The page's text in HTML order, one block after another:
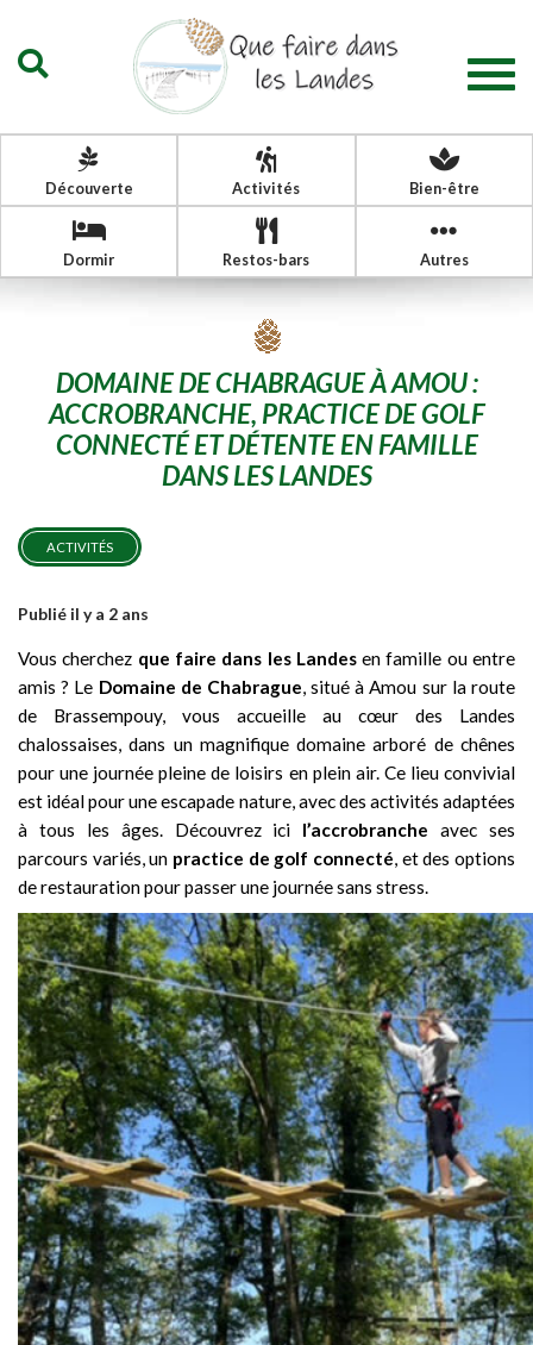
Découverte Activités Bien-être
Dormir Restos-bars Autres
DOMAINE DE CHABRAGUE À AMOU :
ACCROBRANCHE, PRACTICE DE GOLF
CONNECTÉ ET DÉTENTE EN FAMILLE
DANS LES LANDES
ACTIVITÉS
Publié il y a 2 ans
Vous cherchez que faire dans les Landesen famille ou entre
amis ? Le Domaine de Chabrague, situé à Amou sur la route
de Brassempouy, vous accueille au cœur des Landes
chalossaises, dans un magnifique domaine arboré de chênes
pour une journée pleine de loisirs en plein air. Ce lieu convivial
est idéal pour une escapade nature, avec des activités adaptées
à tous les âges. Découvrez ici l’accrobranche avec ses
parcours variés, un practice de golf connecté, et des options
de restauration pour passer une journée sans stress.